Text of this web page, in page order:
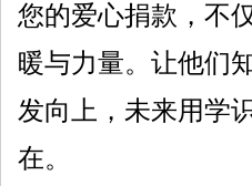
您的爱心捐款，不
暖与力量。让他们
发向上，未来用学
在。